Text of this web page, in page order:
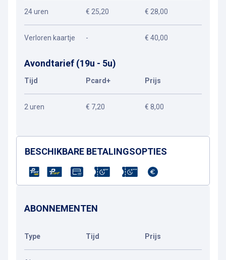
24 uren € 25,20 € 28,00
Verloren kaartje - € 40,00
Avondtarief (19u - 5u)
Tijd Pcard+ Prijs
2 uren € 7,20 € 8,00
BESCHIKBARE BETALINGSOPTIES
ABONNEMENTEN
Type Tijd Prijs